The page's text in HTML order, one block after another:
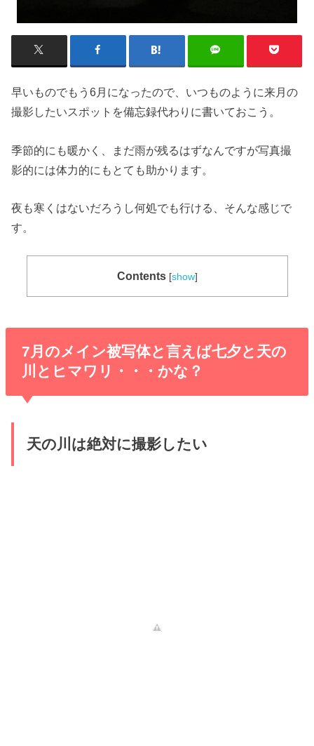
早いものでもう6月になったので、いつものように来月の
撮影したいスポットを備忘録代わりに書いておこう。
季節的にも暖かく、まだ雨が残るはずなんですが写真撮
影的には体力的にもとても助かります。
夜も寒くはないだろうし何処でも行ける、そんな感じで
す。
Contents [show]
7月のメイン被写体と言えば七夕と天の
川とヒマワリ・・・かな？
天の川は絶対に撮影したい